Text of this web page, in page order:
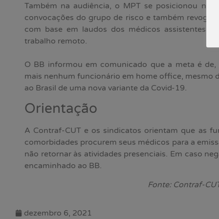
Também na audiência, o MPT se posicionou no
convocações do grupo de risco e também revogar
com base em laudos dos médicos assistentes
trabalho remoto.
O BB informou em comunicado que a meta é
mais nenhum funcionário em home office, mesmo
ao Brasil de uma nova variante da Covid-19.
Orientação
A Contraf-CUT e os sindicatos orientam que as
comorbidades procurem seus médicos para a
não retornar às atividades presenciais. Em caso
encaminhado ao BB.
Fonte: Contraf-
dezembro 6, 2021